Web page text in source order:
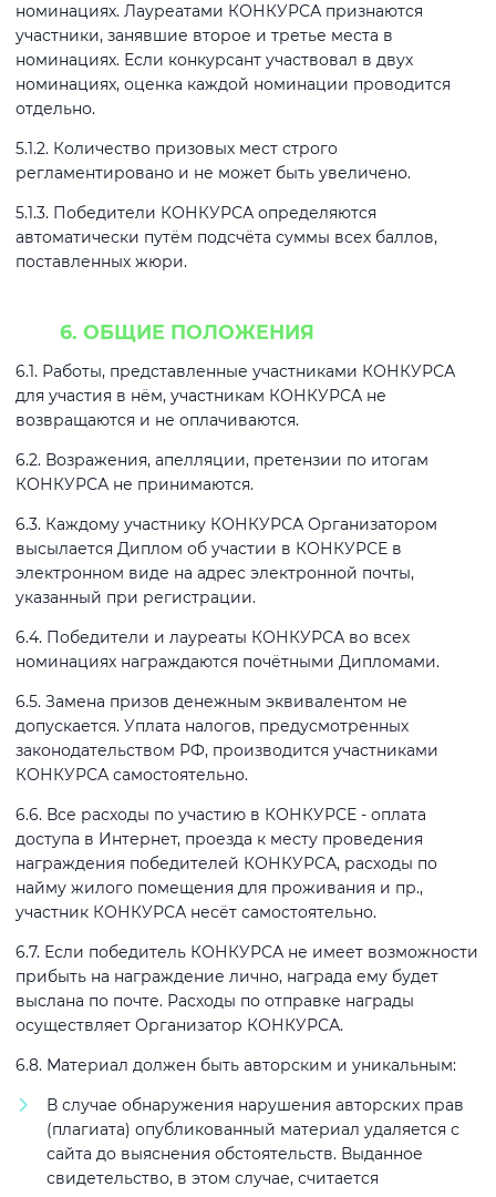
номинациях. Лауреатами КОНКУРСА признаются
участники, занявшие второе и третье места в
номинациях. Если конкурсант участвовал в двух
номинациях, оценка каждой номинации проводится
отдельно.
5.1.2. Количество призовых мест строго
регламентировано и не может быть увеличено.
5.1.3. Победители КОНКУРСА определяются
автоматически путём подсчёта суммы всех баллов,
поставленных жюри.
6. ОБЩИЕ ПОЛОЖЕНИЯ
6.1. Работы, представленные участниками КОНКУРСА
для участия в нём, участникам КОНКУРСА не
возвращаются и не оплачиваются.
6.2. Возражения, апелляции, претензии по итогам
КОНКУРСА не принимаются.
6.3. Каждому участнику КОНКУРСА Организатором
высылается Диплом об участии в КОНКУРСЕ в
электронном виде на адрес электронной почты,
указанный при регистрации.
6.4. Победители и лауреаты КОНКУРСА во всех
номинациях награждаются почётными Дипломами.
6.5. Замена призов денежным эквивалентом не
допускается. Уплата налогов, предусмотренных
законодательством РФ, производится участниками
КОНКУРСА самостоятельно.
6.6. Все расходы по участию в КОНКУРСЕ - оплата
доступа в Интернет, проезда к месту проведения
награждения победителей КОНКУРСА, расходы по
найму жилого помещения для проживания и пр.,
участник КОНКУРСА несёт самостоятельно.
6.7. Если победитель КОНКУРСА не имеет возможности
прибыть на награждение лично, награда ему будет
выслана по почте. Расходы по отправке награды
осуществляет Организатор КОНКУРСА.
6.8. Материал должен быть авторским и уникальным:
В случае обнаружения нарушения авторских прав
(плагиата) опубликованный материал удаляется с
сайта до выяснения обстоятельств. Выданное
свидетельство, в этом случае, считается